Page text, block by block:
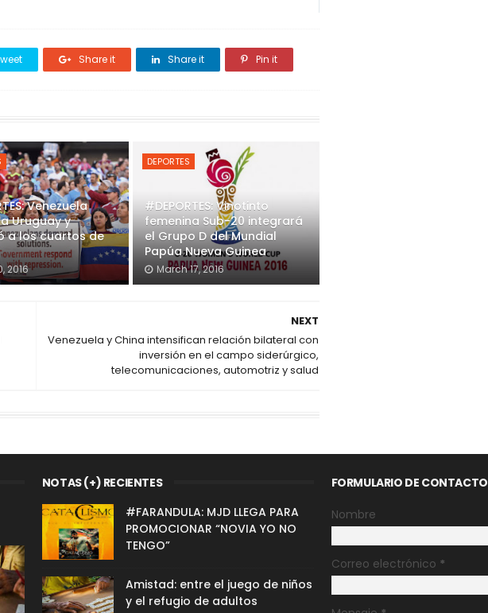
Share it Share it Pin it
Venezuela
Uruguay y
a los cuartos de
2016
DEPORTES
#DEPORTES: Vinotinto
femenina Sub-20 integrará
el Grupo D del Mundial
Papúa Nueva Guinea
March 17, 2016
NEXT
Venezuela y China intensifican relación bilateral con
inversión en el campo siderúrgico,
telecomunicaciones, automotriz y salud
NOTAS (+) RECIENTES
#FARANDULA: MJD LLEGA PARA
PROMOCIONAR “NOVIA YO NO
TENGO”
Amistad: entre el juego de niños
y el refugio de adultos
FORMULARIO DE CONTACTO
Nombre
Correo electrónico *